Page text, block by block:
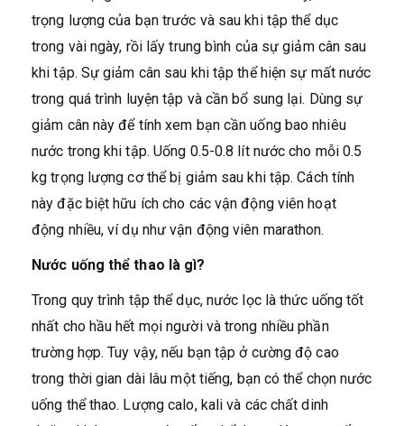
trọng lượng của bạn trước và sau khi tập thể dục
trong vài ngày, rồi lấy trung bình của sự giảm cân sau
khi tập. Sự giảm cân sau khi tập thể hiện sự mất nước
trong quá trình luyện tập và cần bổ sung lại. Dùng sự
giảm cân này để tính xem bạn cần uống bao nhiêu
nước trong khi tập. Uống 0.5-0.8 lít nước cho mỗi 0.5
kg trọng lượng cơ thể bị giảm sau khi tập. Cách tính
này đặc biệt hữu ích cho các vận động viên hoạt
động nhiều, ví dụ như vận động viên marathon.
Nước uống thể thao là gì?
Trong quy trình tập thể dục, nước lọc là thức uống tốt
nhất cho hầu hết mọi người và trong nhiều phần
trường hợp. Tuy vậy, nếu bạn tập ở cường độ cao
trong thời gian dài lâu một tiếng, bạn có thể chọn nước
uống thể thao. Lượng calo, kali và các chất dinh